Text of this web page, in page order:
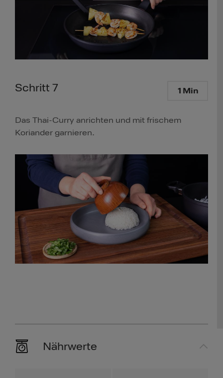
Schritt 7 1 Min
Das Thai-Curry anrichten und mit frischem
Koriander garnieren.
Nährwerte